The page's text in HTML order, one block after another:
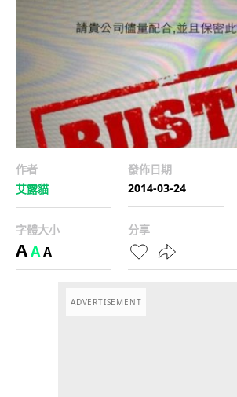
作者
艾露貓
發佈日期
2014-03-24
字體大小
AAA
分享
ADVERTISEMENT